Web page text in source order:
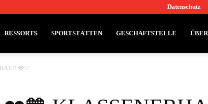
Datenschutz
RESSORTS SPORTSTÄTTEN GESCHÄFTSTELLE
🩶🤍